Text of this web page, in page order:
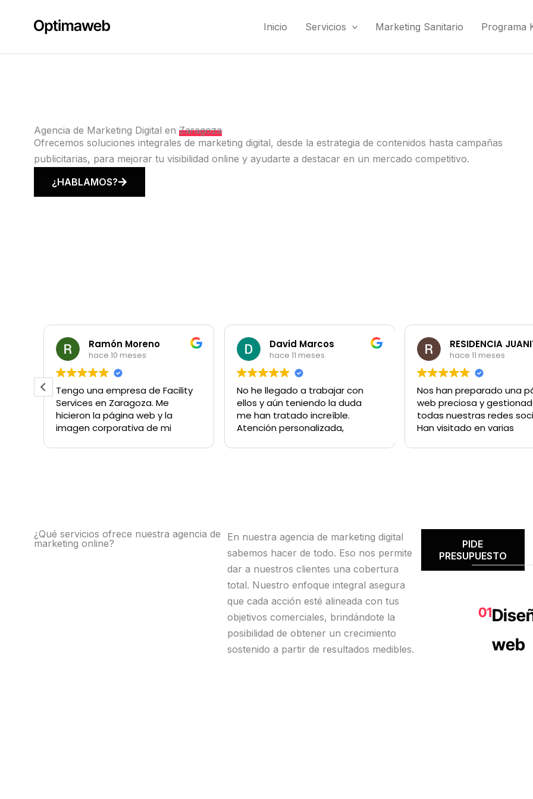
Inicio Servicios Marketing Sanitario Programa
Agencia de Marketing Digital en Zaragoza
Ofrecemos soluciones integrales de marketing digital, desde la estrategia de contenidos hasta campañas
publicitarias, para mejorar tu visibilidad online y ayudarte a destacar en un mercado competitivo.
¿HABLAMOS?
Ramón Moreno
hace 10 meses
Tengo una empresa de Facility
Services en Zaragoza. Me
hicieron la página web y la
imagen corporativa de mi
David Marcos
hace 11 meses
No he llegado a trabajar con
ellos y aún teniendo la duda
me han tratado increíble.
Atención personalizada,
RESIDENCIA
hace 11 meses
Nos han preparado una
web preciosa y
todas nuestras redes
Han visitado en varias
muy atentos,
siempre pendientes de
nuestras necesidades.
Nos han guiado por
sobresaliente.
¿Qué servicios ofrece nuestra agencia de
marketing online?
En nuestra agencia de marketing digital
sabemos hacer de todo. Eso nos permite
dar a nuestros clientes una cobertura
total. Nuestro enfoque integral asegura
que cada acción esté alineada con tus
objetivos comerciales, brindándote la
posibilidad de obtener un crecimiento
sostenido a partir de resultados medibles.
PIDE
PRESUPUESTO
01
web